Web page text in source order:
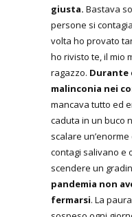
giusta. Bastava
persone si
volta ho provato
ho rivisto te, il mio
ragazzo. Durante
malinconia nei
mancava tutto ed
caduta in un buco
scalare
contagi salivano e
scendere un
pandemia non
fermarsi. La